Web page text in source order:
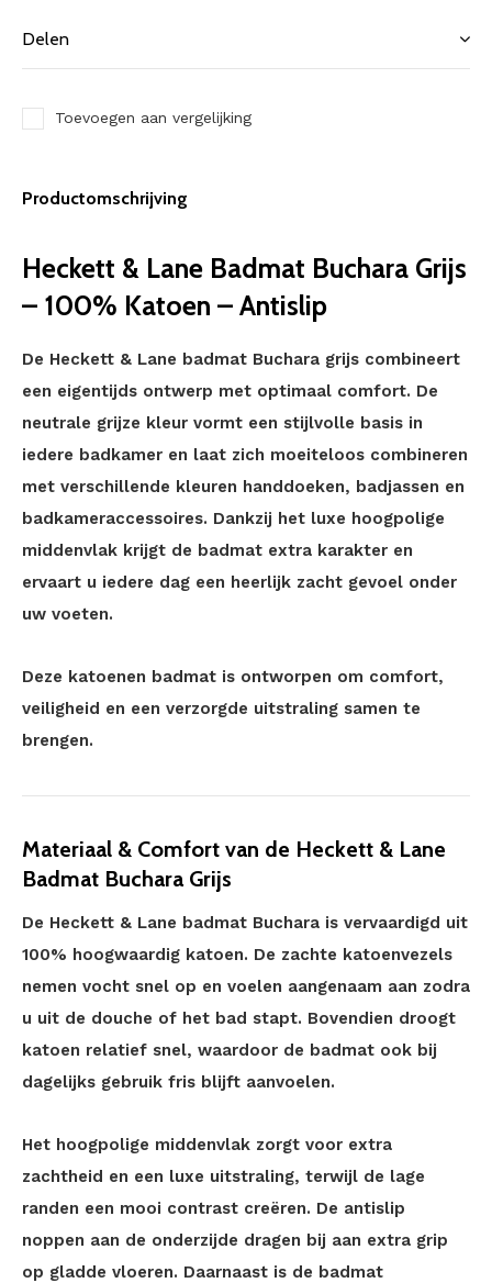
Delen
Toevoegen aan vergelijking
Productomschrijving
Heckett & Lane Badmat Buchara Grijs
– 100% Katoen – Antislip
De Heckett & Lane badmat Buchara grijs combineert
een eigentijds ontwerp met optimaal comfort. De
neutrale grijze kleur vormt een stijlvolle basis in
iedere badkamer en laat zich moeiteloos combineren
met verschillende kleuren handdoeken, badjassen en
badkameraccessoires. Dankzij het luxe hoogpolige
middenvlak krijgt de badmat extra karakter en
ervaart u iedere dag een heerlijk zacht gevoel onder
uw voeten.
Deze katoenen badmat is ontworpen om comfort,
veiligheid en een verzorgde uitstraling samen te
brengen.
Materiaal & Comfort van de Heckett & Lane
Badmat Buchara Grijs
De Heckett & Lane badmat Buchara is vervaardigd uit
100% hoogwaardig katoen. De zachte katoenvezels
nemen vocht snel op en voelen aangenaam aan zodra
u uit de douche of het bad stapt. Bovendien droogt
katoen relatief snel, waardoor de badmat ook bij
dagelijks gebruik fris blijft aanvoelen.
Het hoogpolige middenvlak zorgt voor extra
zachtheid en een luxe uitstraling, terwijl de lage
randen een mooi contrast creëren. De antislip
noppen aan de onderzijde dragen bij aan extra grip
op gladde vloeren. Daarnaast is de badmat